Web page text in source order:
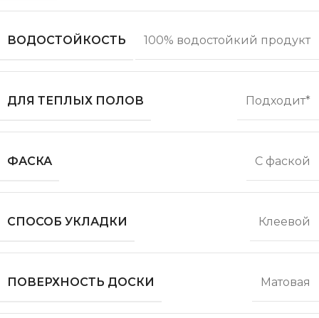
ВОДОСТОЙКОСТЬ 100% водостойкий продукт
ДЛЯ ТЕПЛЫХ ПОЛОВ Подходит*
ФАСКА С фаской
СПОСОБ УКЛАДКИ Клеевой
ПОВЕРХНОСТЬ ДОСКИ Матовая